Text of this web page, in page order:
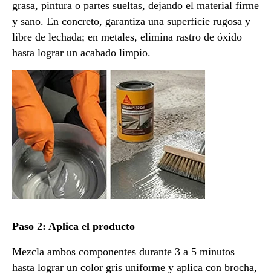
grasa, pintura o partes sueltas, dejando el material firme
y sano. En concreto, garantiza una superficie rugosa y
libre de lechada; en metales, elimina rastro de óxido
hasta lograr un acabado limpio.
Paso 2: Aplica el producto
Mezcla ambos componentes durante 3 a 5 minutos
hasta lograr un color gris uniforme y aplica con brocha,